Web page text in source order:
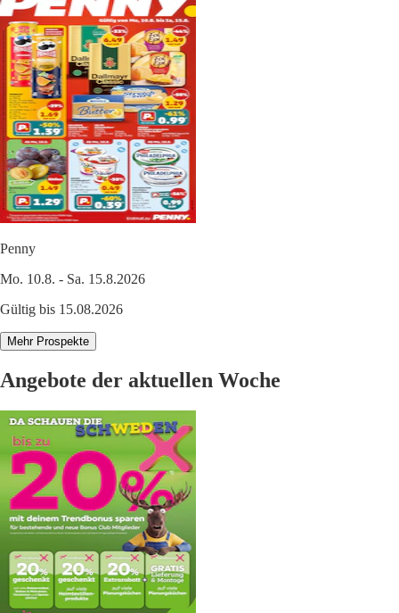
Penny
Mo. 10.8. - Sa. 15.8.2026
Gültig bis 15.08.2026
Mehr Prospekte
Angebote der aktuellen Woche